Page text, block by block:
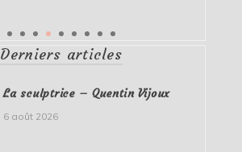
Derniers articles
La sculptrice – Quentin Vijoux
6 août 2026